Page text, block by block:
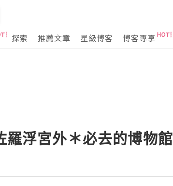
探索
推薦文章 星級博客 博客專享
浮宮外＊必去的博物館